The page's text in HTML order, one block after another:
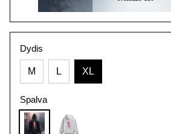
Dydis
M L XL
Spalva